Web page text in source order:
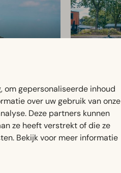
om gepersonaliseerde inhoud
over uw gebruik van onze
Deze partners kunnen
ze heeft verstrekt of die ze
Bekijk voor meer informatie